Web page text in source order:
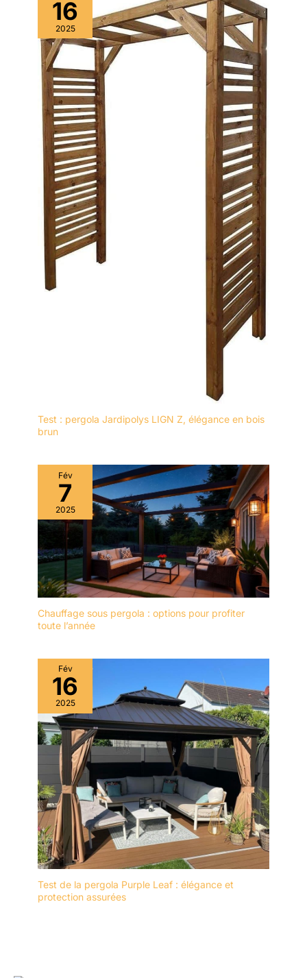
16
2025
Test : pergola Jardipolys LIGN Z, élégance en bois
brun
Fév
7
2025
Chauffage sous pergola : options pour profiter
toute l’année
Fév
16
2025
Test de la pergola Purple Leaf : élégance et
protection assurées